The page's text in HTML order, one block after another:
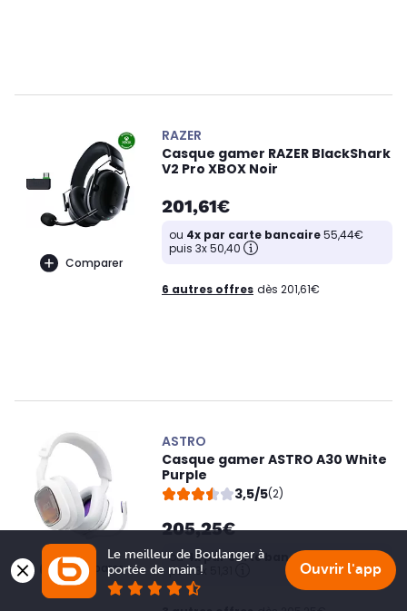
Comparer
RAZER
Casque gamer RAZER BlackShark
V2 Pro XBOX Noir
201,61€
ou 4x par carte bancaire55,44€
puis 3x 50,40
6 autres offres dès 201,61€
Comparer
ASTRO
Casque gamer ASTRO A30 White
Purple
3,5/5(2)
205,25€
ou4x par carte bancaire
puis 3x 51,31
Le meilleur de Boulanger à
portée de main !
Ouvrir l'app